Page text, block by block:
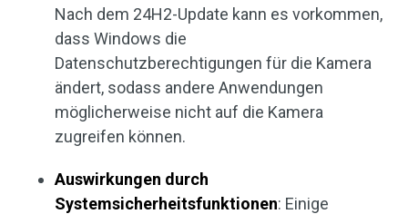
Nach dem 24H2-Update kann es vorkommen,
dass Windows die
Datenschutzberechtigungen für die Kamera
ändert, sodass andere Anwendungen
möglicherweise nicht auf die Kamera
zugreifen können.
Auswirkungen durch
Systemsicherheitsfunktionen: Einige